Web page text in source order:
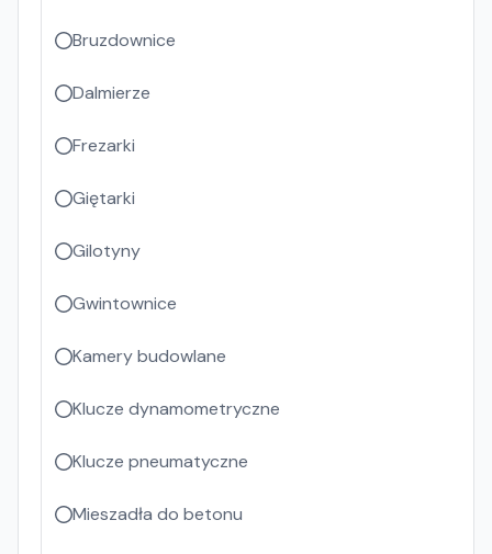
Bruzdownice
Dalmierze
Frezarki
Giętarki
Gilotyny
Gwintownice
Kamery budowlane
Klucze dynamometryczne
Klucze pneumatyczne
Mieszadła do betonu